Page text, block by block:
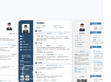
查看模板 查看模板